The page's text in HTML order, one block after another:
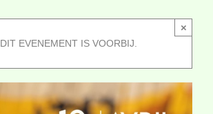
DIT EVENEMENT IS VOORBIJ.
×